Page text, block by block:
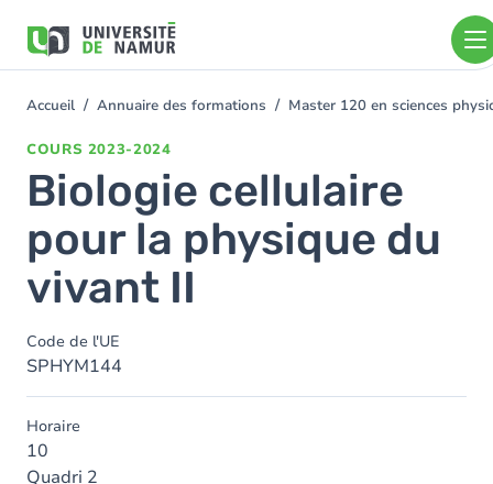
contenu
You
Accueil Annuaire des formations Master 120 en sciences
COURS 2023-2024
Biologie cellulaire
pour la physique du
vivant II
Code de l'UE
SPHYM144
Horaire
10
Quadri 2